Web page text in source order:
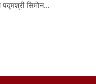
सिमोन...